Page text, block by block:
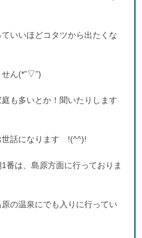
いいほどコタツから出たくな
ん(*”▽”)
も多いとか！聞いたりします
世話になります !(^^)!
番は、島原方面に行っておりま
の温泉にでも入りに行ってい